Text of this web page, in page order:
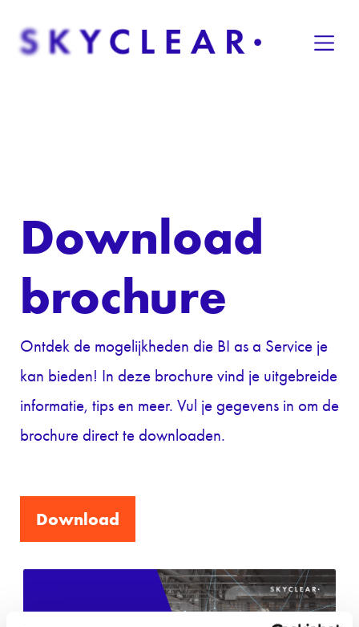
Download
brochure
Ontdek de mogelijkheden die BI as a Service je
kan bieden! In deze brochure vind je uitgebreide
informatie, tips en meer. Vul je gegevens in om de
brochure direct te downloaden.
Download